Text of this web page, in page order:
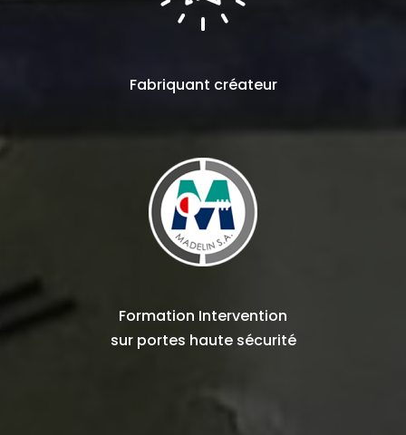
Fabriquant créateur
Formation Intervention
sur portes haute sécurité